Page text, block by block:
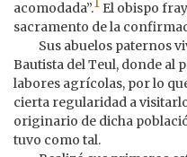
acomodada”.
El obispo
sacramento de la
Sus abuelos paternos
Bautista del Teul, donde al
labores agrícolas, por lo
cierta regularidad a
originario de dicha
tuvo como tal.